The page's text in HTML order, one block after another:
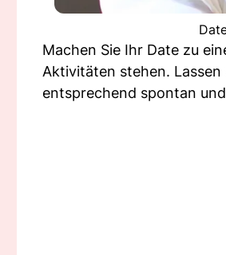
Machen Sie Ihr Date zu
Aktivitäten stehen. Lassen
entsprechend spontan